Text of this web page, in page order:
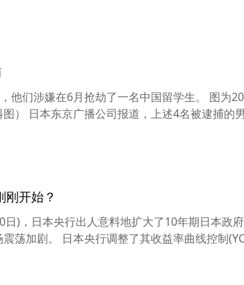
他们涉嫌在6月抢劫了一名中国留学生。 图为
） 日本东京广播公司报道，上述4名被逮捕的
刚开始？
)，日本央行出人意料地扩大了10年期日本政
荡加剧。 日本央行调整了其收益率曲线控制